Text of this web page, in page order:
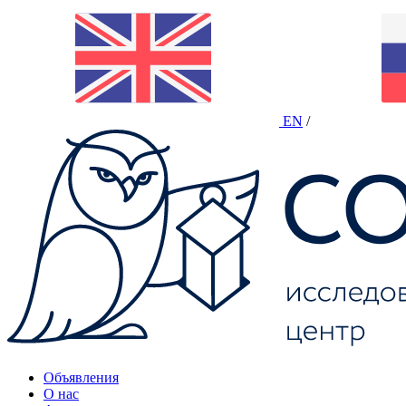
EN /
Объявления
О нас